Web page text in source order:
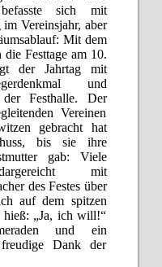
sich mit
Vereinsjahr, aber
Mit dem
Festtage am 10.
der Jahrtag mit
und
der Festhalle. Der
Vereinen
gebracht hat
bis sie ihre
gab: Viele
mit
des Festes über
auf dem spitzen
„Ja, ich will!“
und ein
Dank der